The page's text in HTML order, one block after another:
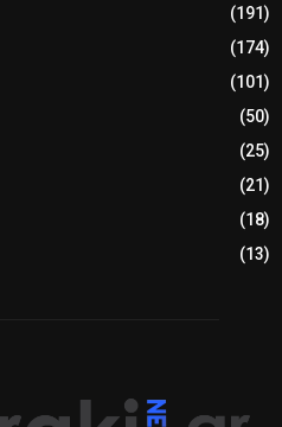
(191)
(174)
(101)
(50)
(25)
(21)
(18)
(13)